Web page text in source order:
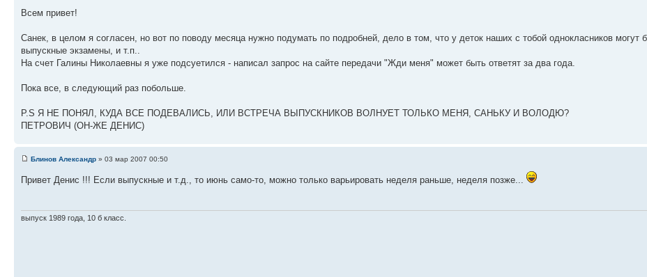
Всем привет!
Санек, в целом я согласен, но вот по поводу месяца нужно подумать по подробней, дело в том, что у деток наших с тобой однокласников могут
выпускные экзамены, и т.п..
На счет Галины Николаевны я уже подсуетился - написал запрос на сайте передачи "Жди меня" может быть ответят за два года.
Пока все, в следующий раз побольше.
P.S Я НЕ ПОНЯЛ, КУДА ВСЕ ПОДЕВАЛИСЬ, ИЛИ ВСТРЕЧА ВЫПУСКНИКОВ ВОЛНУЕТ ТОЛЬКО МЕНЯ, САНЬКУ И ВОЛОДЮ?
ПЕТРОВИЧ (ОН-ЖЕ ДЕНИС)
Блинов Александр » 03 мар 2007 00:50
Привет Денис !!! Если выпускные и т.д., то июнь само-то, можно только варьировать неделя раньше, неделя позже...
выпуск 1989 года, 10 б класс.